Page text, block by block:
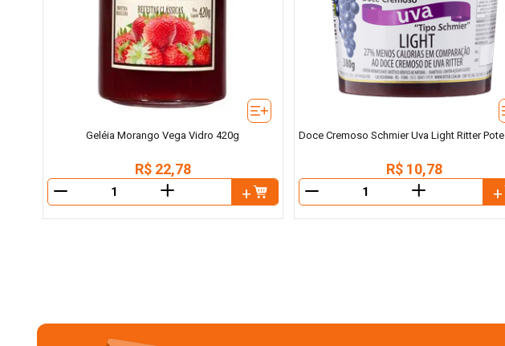
Geléia Morango Vega Vidro 420g
R$ 22,78
＋
Doce Cremoso Schmier Uva Light Ritter
R$ 10,78
＋